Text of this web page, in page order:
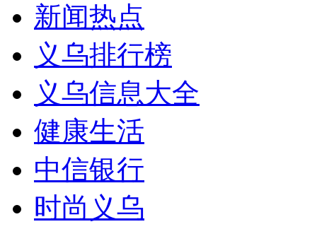
新闻热点
义乌排行榜
义乌信息大全
健康生活
中信银行
时尚义乌